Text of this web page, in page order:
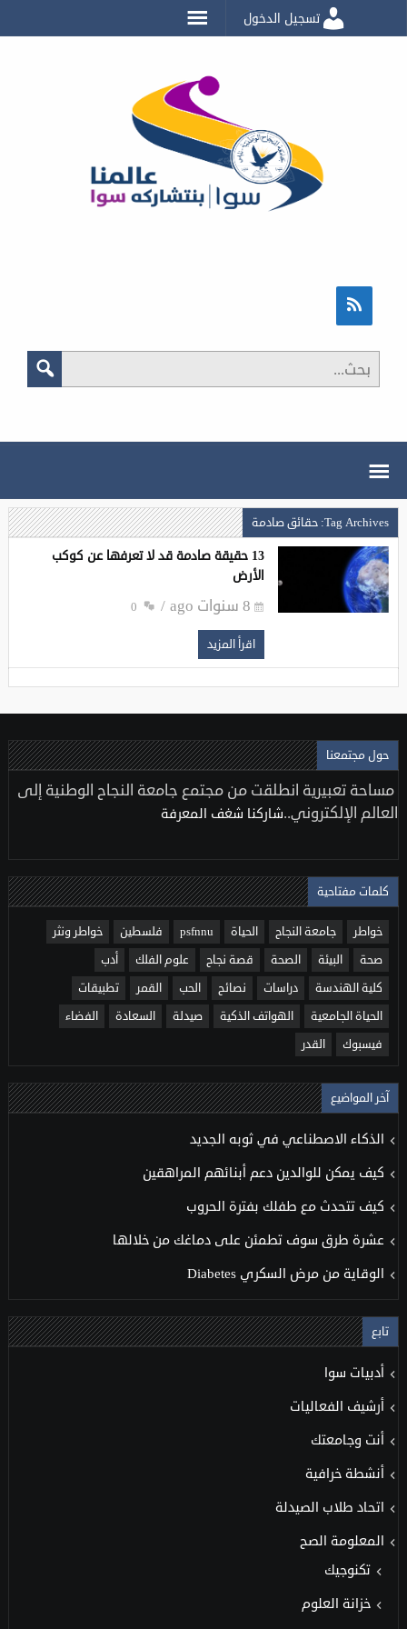
تسجيل الدخول
Tag Archives: حقائق صادمة
‏13 حقيقة صادمة قد لا تعرفها عن كوكب
الأرض
8 سنوات ago 0
اقرأ المزيد
حول مجتمعنا
مساحة تعبيرية انطلقت من مجتمع جامعة النجاح الوطنية إلى
العالم الإلكتروني..شاركنا شغف المعرفة
كلمات مفتاحية
خواطر جامعة النجاح الحياة psfnnu فلسطين
خواطر ونثر
صحة
البيئة الصحة قصة نجاح علوم الفلك
أدب
كلية الهندسة
دراسات نصائح الحب القمر
تطبيقات
الحياة الجامعية
الهواتف الذكية صيدلة السعادة
الفضاء
فيسبوك
القدر
آخر المواضيع
الذكاء الاصطناعي في ثوبه الجديد
كيف يمكن للوالدين دعم أبنائهم المراهقين
كيف تتحدث مع طفلك بفترة الحروب
عشرة طرق سوف تطمئن على دماغك من خلالها
الوقاية من مرض السكري Diabetes
تابع
أدبيات سوا
أرشيف الفعاليات
أنت وجامعتك
أنشطة خرافية
اتحاد طلاب الصيدلة
المعلومة الصح
تكنوجيك
خزانة العلوم